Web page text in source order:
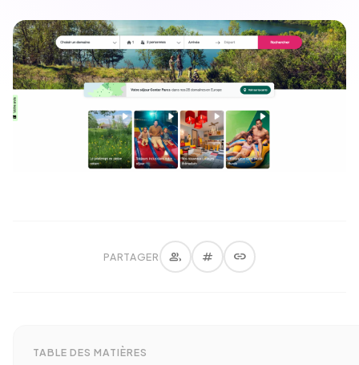
PARTAGER group tag link
TABLE DES MATIÈRES